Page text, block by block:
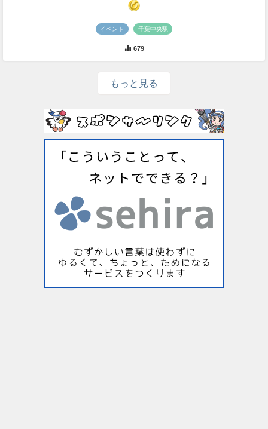
イベント 千葉中央駅
679
もっと見る